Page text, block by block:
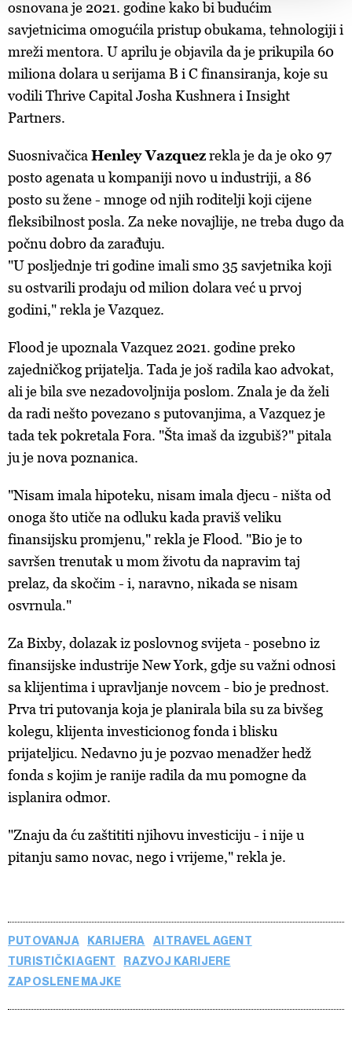
Partneri
. Više o podacima koje obrađujemo kao i
o vašim pravima pročitajte u našojPolitici privatnosti, a
o kolačićima i drugim sličnim tehnologijama uPolitici
kolačića. Kolačiće u bilo kojem trenutku možete ponovno
ažurirati klikom na „Prikaži detalje“. Privolu možete u bilo
kojem trenutku povući bez negativnih posljedica.
osnovana je 2021. godine kako bi budućim
savjetnicima omogućila pristup obukama, tehnologiji i
mreži mentora. U aprilu je objavila da je prikupila 60
miliona dolara u serijama B i C finansiranja, koje su
vodili Thrive Capital Josha Kushnera i Insight
Partners.
Suosnivačica Henley Vazquezrekla je da je oko 97
posto agenata u kompaniji novo u industriji, a 86
posto su žene - mnoge od njih roditelji koji cijene
fleksibilnost posla. Za neke novajlije, ne treba dugo da
počnu dobro da zarađuju.
"U posljednje tri godine imali smo 35 savjetnika koji
su ostvarili prodaju od milion dolara već u prvoj
godini," rekla je Vazquez.
Flood je upoznala Vazquez 2021. godine preko
zajedničkog prijatelja. Tada je još radila kao advokat,
ali je bila sve nezadovoljnija poslom. Znala je da želi
da radi nešto povezano s putovanjima, a Vazquez je
tada tek pokretala Fora. "Šta imaš da izgubiš?" pitala
ju je nova poznanica.
"Nisam imala hipoteku, nisam imala djecu - ništa od
onoga što utiče na odluku kada praviš veliku
finansijsku promjenu," rekla je Flood. "Bio je to
savršen trenutak u mom životu da napravim taj
prelaz, da skočim - i, naravno, nikada se nisam
osvrnula."
Za Bixby, dolazak iz poslovnog svijeta - posebno iz
finansijske industrije New York, gdje su važni odnosi
sa klijentima i upravljanje novcem - bio je prednost.
Prva tri putovanja koja je planirala bila su za bivšeg
kolegu, klijenta investicionog fonda i blisku
prijateljicu. Nedavno ju je pozvao menadžer hedž
fonda s kojim je ranije radila da mu pomogne da
isplanira odmor.
"Znaju da ću zaštititi njihovu investiciju - i nije u
pitanju samo novac, nego i vrijeme," rekla je.
PUTOVANJA KARIJERA
AI TRAVEL AGENT
TURISTIČKI AGENT
RAZVOJ KARIJERE
ZAPOSLENE MAJKE